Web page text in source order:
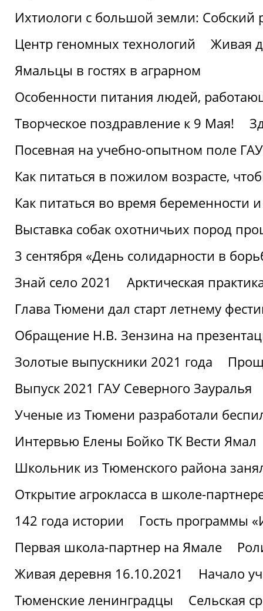
Ихтиологи с большой земли: Собский
Центр геномных технологий
Живая
Ямальцы в гостях в аграрном
Особенности питания людей,
Творческое поздравление к 9 Мая!
Посевная на учебно-опытном поле
Как питаться в пожилом возрасте,
Как питаться во время беременности
Выставка собак охотничьих пород
3 сентября «День солидарности в
Знай село 2021
Арктическая
Глава Тюмени дал старт летнему
Обращение Н.В. Зензина на
Золотые выпускники 2021 года
Выпуск 2021 ГАУ Северного Зауралья
Ученые из Тюмени разработали
Интервью Елены Бойко ТК Вести Ямал
Школьник из Тюменского района
Открытие агрокласса в школе-
142 года истории
Гость программы
Первая школа-партнер на Ямале
Живая деревня 16.10.2021
Начало
Тюменские ленинградцы
Сельская